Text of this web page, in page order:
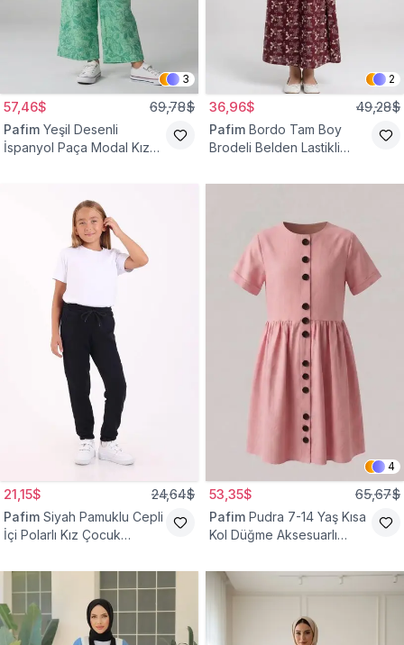
3
57,46$ 69,78$
Pafim Yeşil Desenli
İspanyol Paça Modal Kız
2
36,96$ 49,28$
Pafim Bordo Tam Boy
Brodeli Belden Lastikli
21,15$ 24,64$
Pafim Siyah Pamuklu Cepli
İçi Polarlı Kız Çocuk
4
53,35$ 65,67$
Pafim Pudra 7-14 Yaş Kısa
Kol Düğme Aksesuarlı